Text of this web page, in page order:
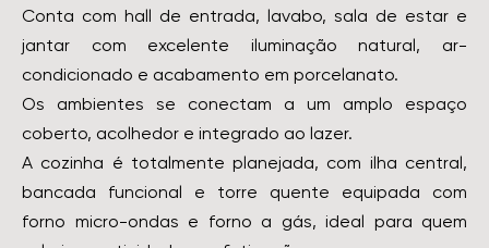
Conta com hall de entrada, lavabo, sala de estar e
jantar com excelente iluminação natural, ar-
condicionado e acabamento em porcelanato.
Os ambientes se conectam a um amplo espaço
coberto, acolhedor e integrado ao lazer.
A cozinha é totalmente planejada, com ilha central,
bancada funcional e torre quente equipada com
forno micro-ondas e forno a gás, ideal para quem